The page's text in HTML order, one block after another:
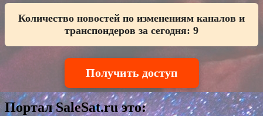
Количество новостей по изменениям каналов и
транспондеров за сегодня: 9
Получить доступ
Портал SaleSat.ru это: